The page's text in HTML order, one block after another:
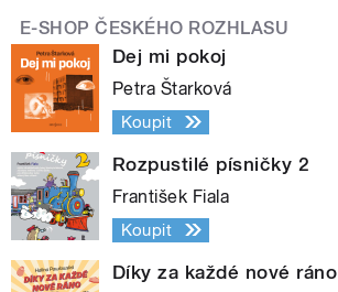
E-SHOP ČESKÉHO ROZHLASU
Dej mi pokoj
Petra Štarková
Koupit
Rozpustilé písničky 2
František Fiala
Koupit
Díky za každé nové ráno